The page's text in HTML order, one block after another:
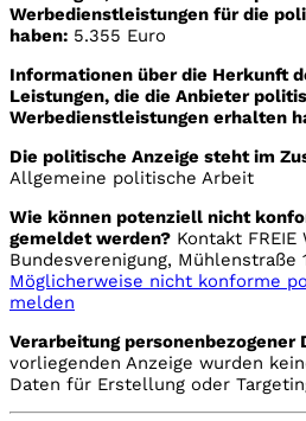
Werbedienstleistungen für die
haben: 5.355 Euro
Informationen über die Herkunft
Leistungen, die die Anbieter
Werbedienstleistungen erhalten
Die politische Anzeige steht im
Allgemeine politische Arbeit
Wie können potenziell nicht
gemeldet werden? Kontakt FREIE
Bundesverenigung, Mühlenstraße
Möglicherweise nicht konforme
melden
Verarbeitung personenbezogener
vorliegenden Anzeige wurden
Daten für Erstellung oder